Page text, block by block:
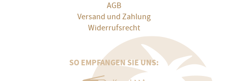
AGB
Versand und Zahlung
Widerrufsrecht
SO EMPFANGEN SIE UNS: